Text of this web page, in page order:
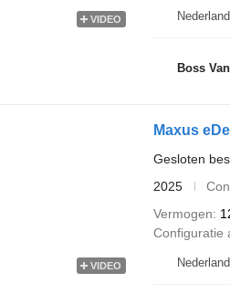
VIDEO
Boss
VIDEO
Maxus
Gesloten
2025
Vermogen
Configuratie